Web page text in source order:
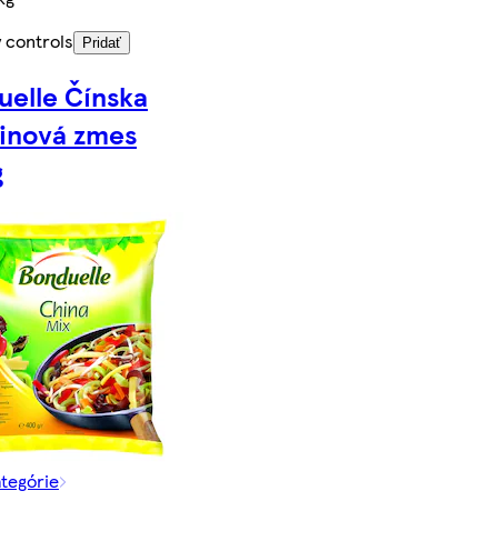
controls
Pridať
Čínska
zmes